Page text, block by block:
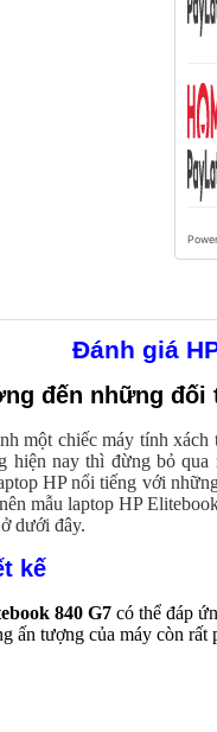
Đánh giá
đến những đối
một chiếc máy tính
hiện nay thì đừng bỏ qua
HP nổi tiếng với
mẫu laptop HP
dưới đây.
kế
840 G7 có thể đáp
ấn tượng của máy còn